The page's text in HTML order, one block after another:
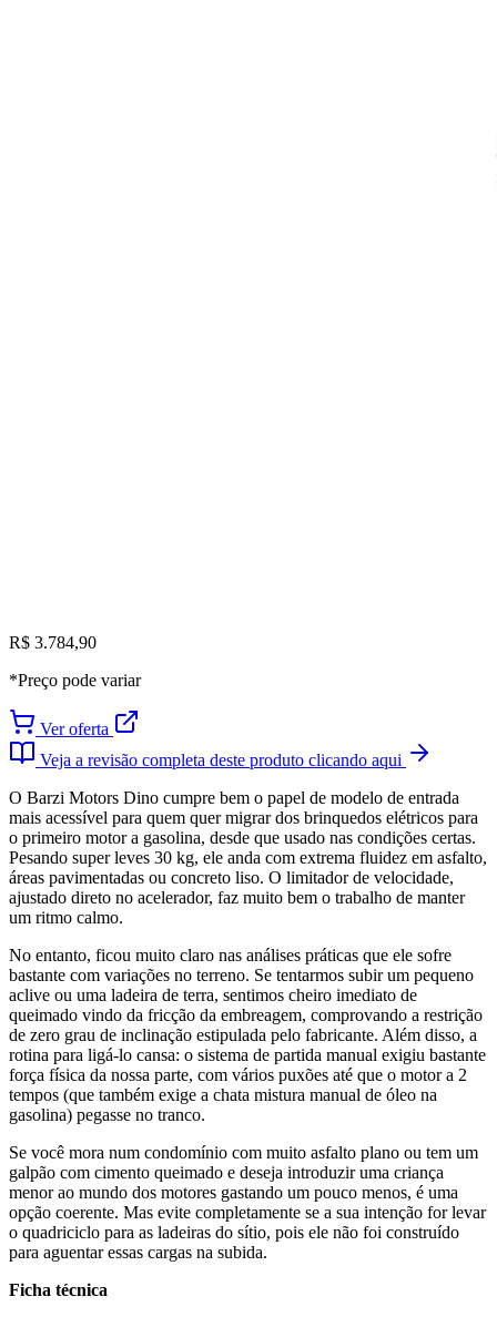
R$ 3.784,90
*Preço pode variar
Ver oferta
Veja a revisão completa deste produto clicando aqui
O Barzi Motors Dino cumpre bem o papel de modelo de entrada
mais acessível para quem quer migrar dos brinquedos elétricos para
o primeiro motor a gasolina, desde que usado nas condições certas.
Pesando super leves 30 kg, ele anda com extrema fluidez em asfalto,
áreas pavimentadas ou concreto liso. O limitador de velocidade,
ajustado direto no acelerador, faz muito bem o trabalho de manter
um ritmo calmo.
No entanto, ficou muito claro nas análises práticas que ele sofre
bastante com variações no terreno. Se tentarmos subir um pequeno
aclive ou uma ladeira de terra, sentimos cheiro imediato de
queimado vindo da fricção da embreagem, comprovando a restrição
de zero grau de inclinação estipulada pelo fabricante. Além disso, a
rotina para ligá-lo cansa: o sistema de partida manual exigiu bastante
força física da nossa parte, com vários puxões até que o motor a 2
tempos (que também exige a chata mistura manual de óleo na
gasolina) pegasse no tranco.
Se você mora num condomínio com muito asfalto plano ou tem um
galpão com cimento queimado e deseja introduzir uma criança
menor ao mundo dos motores gastando um pouco menos, é uma
opção coerente. Mas evite completamente se a sua intenção for levar
o quadriciclo para as ladeiras do sítio, pois ele não foi construído
para aguentar essas cargas na subida.
Ficha técnica